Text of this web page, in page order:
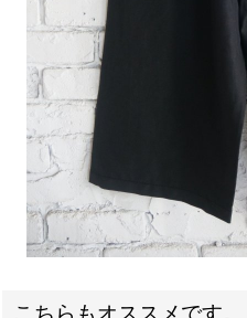
こちらもオススメです。